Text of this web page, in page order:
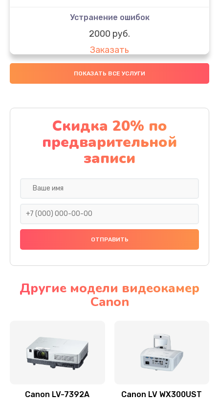
Устранение ошибок
2000 руб.
Заказать
Ремонт после залития
Заказать
Ремонт электроплаты
1320 руб.
Заказать
Замена датчика
Замена дисплея
Замена кнопки
Заказать
ПОКАЗАТЬ ВСЕ УСЛУГИ
Скидка 20% по
предварительной
записи
Другие модели видеокамер
Canon
Canon LV-7392A Canon LV WX300UST